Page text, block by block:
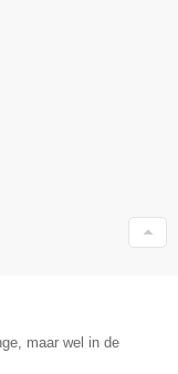
maar wel in de